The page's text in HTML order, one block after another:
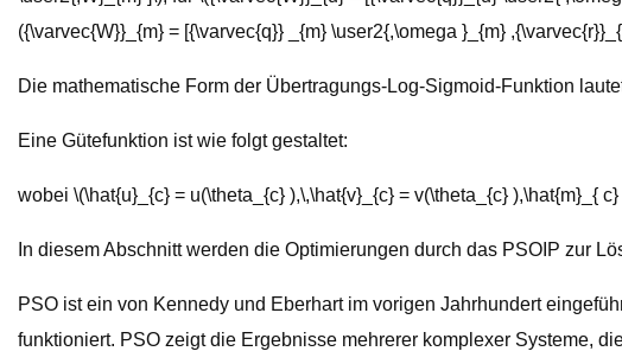
({\varvec{W}}_{m} = [{\varvec{q}} _{m} \user2{,\omega }_{m}
Die mathematische Form der Übertragungs-Log-Sigmoid-Funktion
Eine Gütefunktion ist wie folgt gestaltet:
wobei \(\hat{u}_{c} = u(\theta_{c} ),\,\hat{v}_{c} = v(\theta_{c} ),\hat{m}_{
In diesem Abschnitt werden die Optimierungen durch das PSOIP zur
PSO ist ein von Kennedy und Eberhart im vorigen Jahrhundert
funktioniert. PSO zeigt die Ergebnisse mehrerer komplexer Systeme,